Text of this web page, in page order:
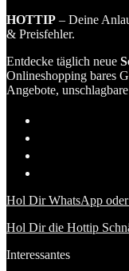
HOTTIP – Deine
& Preisfehler.
Entdecke täglich neue
Onlineshopping bares
Angebote,
Hol Dir WhatsApp
Hol Dir die Hottip
Interessantes